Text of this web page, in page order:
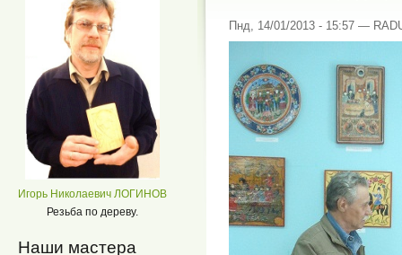
Игорь Николаевич ЛОГИНОВ
Резьба по дереву.
Наши мастера
Пнд, 14/01/2013 - 15:57 —